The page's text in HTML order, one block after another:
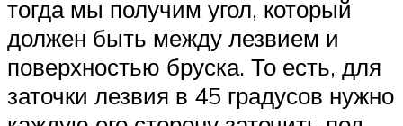
тогда мы получим угол, который
должен быть между лезвием и
поверхностью бруска. То есть, для
заточки лезвия в 45 градусов нужно